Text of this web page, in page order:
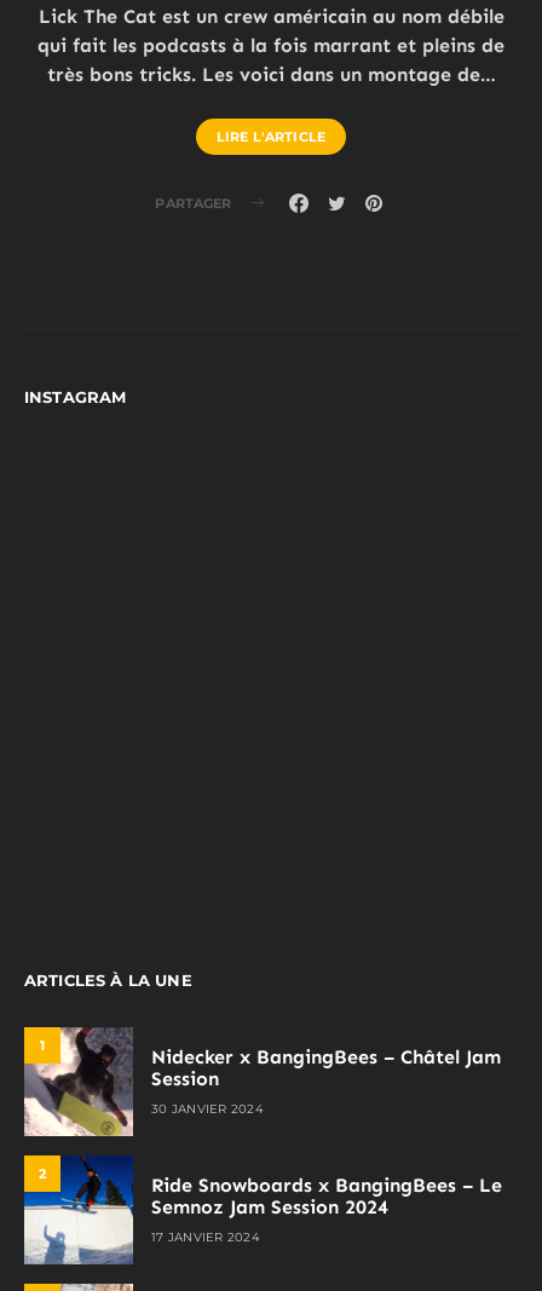
Lick The Cat est un crew américain au nom débile
qui fait les podcasts à la fois marrant et pleins de
très bons tricks. Les voici dans un montage de…
LIRE L'ARTICLE
PARTAGER
INSTAGRAM
ARTICLES À LA UNE
1
Nidecker x BangingBees – Châtel Jam
Session
30 JANVIER 2024
2
Ride Snowboards x BangingBees – Le
Semnoz Jam Session 2024
17 JANVIER 2024